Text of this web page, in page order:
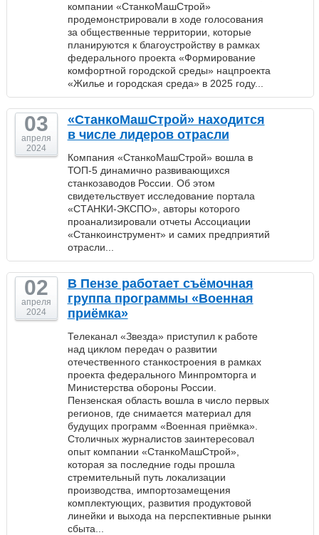
компании «СтанкоМашСтрой»
продемонстрировали в ходе голосования
за общественные территории, которые
планируются к благоустройству в рамках
федерального проекта «Формирование
комфортной городской среды» нацпроекта
«Жилье и городская среда» в 2025 году...
03
апреля
2024
«СтанкоМашСтрой» находится
в числе лидеров отрасли
Компания «СтанкоМашСтрой» вошла в
ТОП-5 динамично развивающихся
станкозаводов России. Об этом
свидетельствует исследование портала
«СТАНКИ-ЭКСПО», авторы которого
проанализировали отчеты Ассоциации
«Станкоинструмент» и самих предприятий
отрасли...
02
апреля
2024
В Пензе работает съёмочная
группа программы «Военная
приёмка»
Телеканал «Звезда» приступил к работе
над циклом передач о развитии
отечественного станкостроения в рамках
проекта федерального Минпромторга и
Министерства обороны России.
Пензенская область вошла в число первых
регионов, где снимается материал для
будущих программ «Военная приёмка».
Столичных журналистов заинтересовал
опыт компании «СтанкоМашСтрой»,
которая за последние годы прошла
стремительный путь локализации
производства, импортозамещения
комплектующих, развития продуктовой
линейки и выхода на перспективные рынки
сбыта...